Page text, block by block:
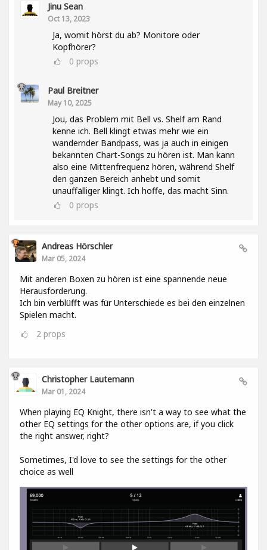
Jinu Sean
Oct 13, 2023
Ja, womit hörst du ab? Monitore oder
Kopfhörer?
0 props
Paul Breitner
May 10, 2025
Jou, das Problem mit Bell vs. Shelf am Rand
kenne ich. Bell klingt etwas mehr wie ein
wandernder Bandpass, was ja auch in einigen
bekannten Chart-Songs zu hören ist. Man kann
also eine Mittenfrequenz hören, während Shelf
den ganzen Bereich anhebt und somit
unauffälliger klingt. Ich hoffe, das macht Sinn.
0 props
Andreas Hörschler
Mar 05, 2024
Mit anderen Boxen zu hören ist eine spannende neue
Herausforderung.
Ich bin verblüfft was für Unterschiede es bei den einzelnen
Spielen macht.
2 props
Christopher Lautemann
Mar 01, 2024
When playing EQ Knight, there isn't a way to see what the
other EQ settings for the other options are, if you click
the right answer, right?
Sometimes, I'd love to see the settings for the other
choice as well